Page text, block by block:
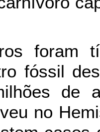
foram
fóssil
de
no